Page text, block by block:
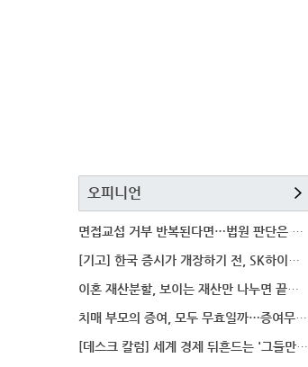
오피니언
면접교섭 거부 반복된다면…법원 판단은 달라질까
[기고] 한국 증시가 개장하기 전, SK하이닉스 가격은
이혼 재산분할, 보이는 재산만 나누면 끝일까…숨겨진 자
치매 부모의 증여, 모두 무효일까…증여무효 분쟁에서 법
[데스크 칼럼] 세계 경제 뒤흔드는 '그들만의 언어'